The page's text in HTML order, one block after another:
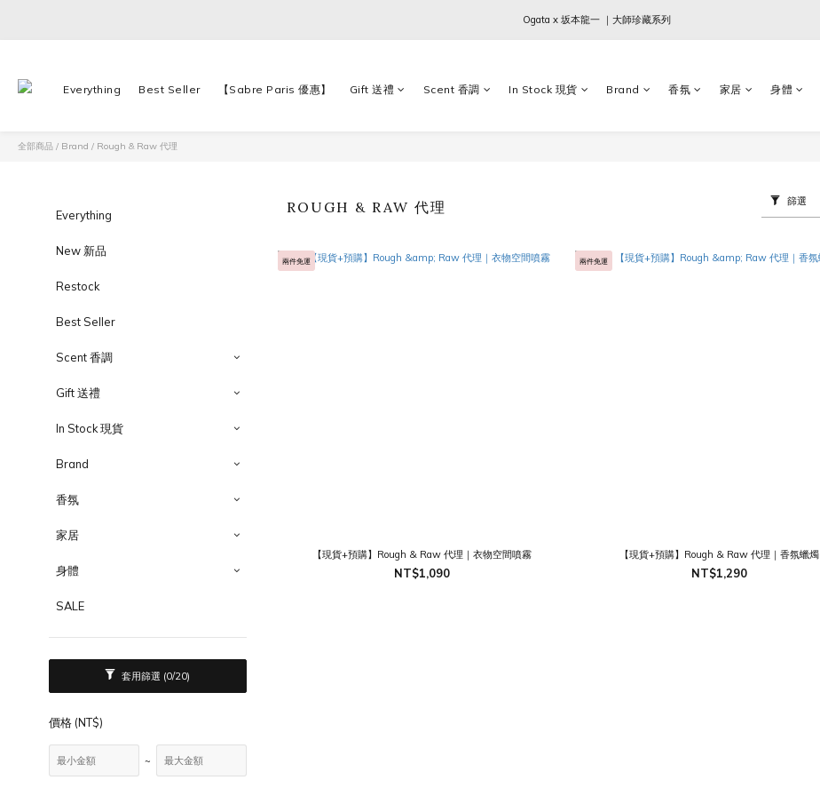
Ogata x 坂本龍一 ｜大師珍藏系列
Ogata x 坂本龍一 ｜大師珍藏系列
Sabre Paris｜全現貨｜兩件免運
Everything Best Seller 【Sabre Paris 優惠】 Gift 送禮 Scent 香調 In Stock 現貨 Brand 香氛 家居 身體
全部商品 / Brand / Rough & Raw 代理
Everything
New 新品
Restock
Best Seller
Scent 香調
Gift 送禮
In Stock 現貨
Brand
香氛
家居
身體
SALE
套用篩選 (0/20)
價格 (NT$)
~
ROUGH & RAW 代理 篩選
兩件免運
【現貨+預購】Rough & Raw 代理｜衣物空間噴霧
NT$1,090
兩件免運
【現貨+預購】Rough & Raw 代理｜香氛蠟燭
NT$1,290